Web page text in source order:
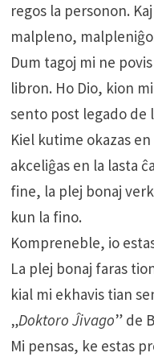
regos la personon.
malpleno,
Dum tagoj mi ne
libron. Ho Dio, kion
sento post legado de
Kiel kutime okazas
akceliĝas en la lasta
fine, la plej bonaj
kun la fino.
Kompreneble, io
La plej bonaj faras
kial mi ekhavis tian
„Doktoro Ĵivago” de
Mi pensas, ke estas